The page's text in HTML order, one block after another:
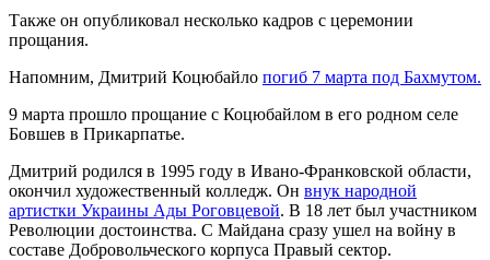
Также он опубликовал несколько кадров с церемонии
прощания.
Напомним, Дмитрий Коцюбайло погиб 7 марта под Бахмутом.
9 марта прошло прощание с Коцюбайлом в его родном селе
Бовшев в Прикарпатье.
Дмитрий родился в 1995 году в Ивано-Франковской области,
окончил художественный колледж. Он внук народной
артистки Украины Ады Роговцевой. В 18 лет был участником
Революции достоинства. С Майдана сразу ушел на войну в
составе Добровольческого корпуса Правый сектор.